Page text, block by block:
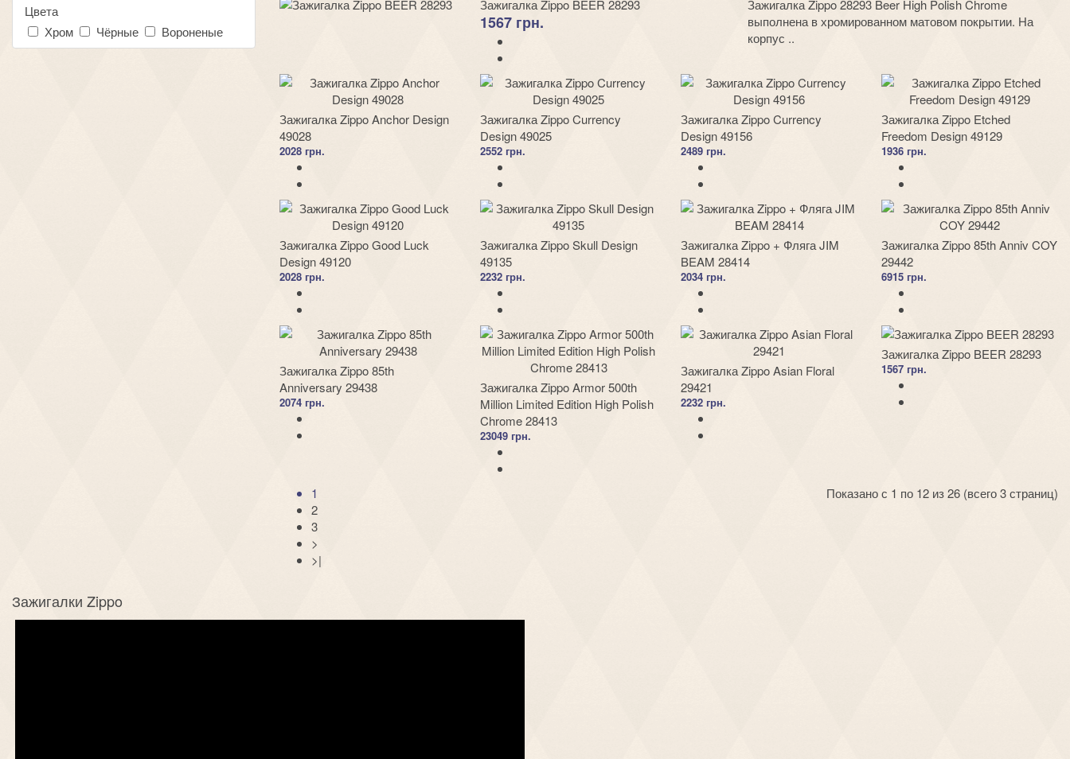
Цвета
Хром
Чёрные Вороненые
Зажигалка Zippo BEER 28293
1567 грн.
Зажигалка Zippo 28293 Beer High Polish Chrome
выполнена в хромированном матовом покрытии. На
корпус ..
Зажигалка Zippo Anchor Design
49028
2028 грн.
Зажигалка Zippo Currency
Design 49025
2552 грн.
Зажигалка Zippo Currency
Design 49156
2489 грн.
Зажигалка Zippo Etched
Freedom Design 49129
1936 грн.
Зажигалка Zippo Good Luck
Design 49120
2028 грн.
Зажигалка Zippo Skull Design
49135
2232 грн.
Зажигалка Zippo + Фляга JIM
BEAM 28414
2034 грн.
Зажигалка Zippo 85th Anniv COY
29442
6915 грн.
Зажигалка Zippo 85th
Anniversary 29438
2074 грн.
Зажигалка Zippo Armor 500th
Million Limited Edition High Polish
Chrome 28413
23049 грн.
Зажигалка Zippo Asian Floral
29421
2232 грн.
Зажигалка Zippo BEER 28293
1567 грн.
1
2
3
>
>|
Показано с 1 по 12 из 26 (всего 3 страниц)
Зажигалки Zippo